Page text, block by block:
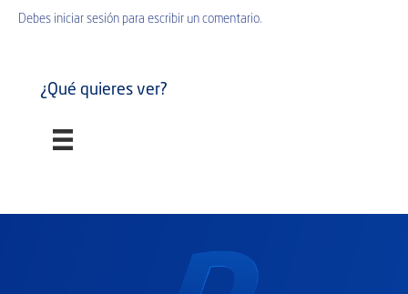
Debes iniciar sesión para escribir un comentario.
¿Qué quieres ver?